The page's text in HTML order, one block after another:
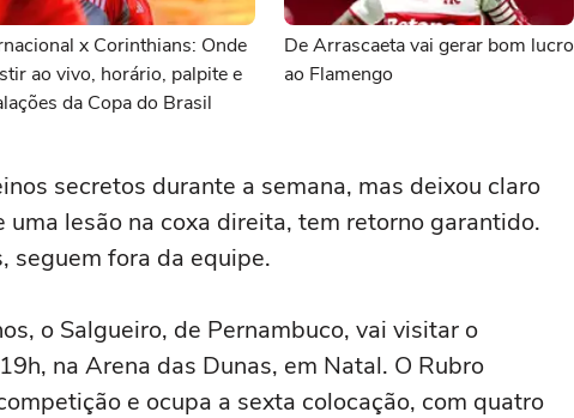
x Corinthians: Onde
ao vivo, horário, palpite e
da Copa do Brasil
De Arrascaeta vai gerar bom lucro
ao Flamengo
secretos durante a semana, mas deixou claro
lesão na coxa direita, tem retorno garantido.
seguem fora da equipe.
o Salgueiro, de Pernambuco, vai visitar o
na Arena das Dunas, em Natal. O Rubro
e ocupa a sexta colocação, com quatro